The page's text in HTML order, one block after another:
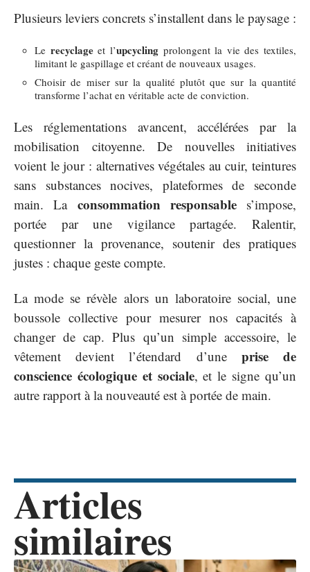
Plusieurs leviers concrets s’installent dans le paysage :
Le recyclageet l’upcyclingprolongent la vie des textiles,
limitant le gaspillage et créant de nouveaux usages.
Choisir de miser sur la qualité plutôt que sur la quantité
transforme l’achat en véritable acte de conviction.
Les réglementations avancent, accélérées par la
mobilisation citoyenne. De nouvelles initiatives
voient le jour : alternatives végétales au cuir, teintures
sans substances nocives, plateformes de seconde
main. La consommation responsables’impose,
portée par une vigilance partagée. Ralentir,
questionner la provenance, soutenir des pratiques
justes : chaque geste compte.
La mode se révèle alors un laboratoire social, une
boussole collective pour mesurer nos capacités à
changer de cap. Plus qu’un simple accessoire, le
vêtement devient l’étendard d’une prise de
conscience écologique et sociale, et le signe qu’un
autre rapport à la nouveauté est à portée de main.
Articles
similaires